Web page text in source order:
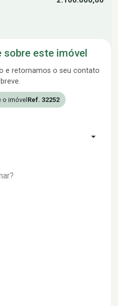
sobre este imóvel
e retornamos o seu contato
imóvel Ref. 32252